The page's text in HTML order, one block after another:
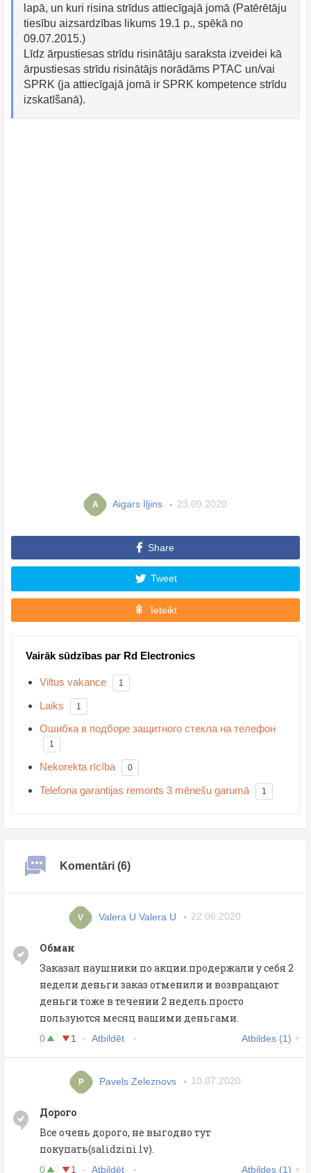
lapā, un kuri risina strīdus attiecīgajā jomā (Patērētāju
tiesību aizsardzības likums 19.1 p., spēkā no
09.07.2015.)
Līdz ārpustiesas strīdu risinātāju saraksta izveidei kā
ārpustiesas strīdu risinātājs norādāms PTAC un/vai
SPRK (ja attiecīgajā jomā ir SPRK kompetence strīdu
izskatīšanā).
A Aigars Iļjins 23.09.2020
Share
Tweet
Ieteikt
Vairāk sūdzības par Rd Electronics
Viltus vakance 1
Laiks 1
Ошибка в подборе защитного стекла на телефон
1
Nekorekta rīcība 0
Telefona garantijas remonts 3 mēnešu garumā 1
Komentāri (6)
V Valera U Valera U 22.06.2020
Обман
Заказал наушники по акции.продержали у себя 2
недели деньги заказ отменили и возвращают
деньги тоже в течении 2 недель.просто
пользуются месяц вашими деньгами.
0 1 Atbildēt Atbildes (1)
P Pavels Zeleznovs 10.07.2020
Дорого
Все очень дорого, не выгодно тут
покупать(salidzini.lv).
0 1 Atbildēt Atbildes (1)